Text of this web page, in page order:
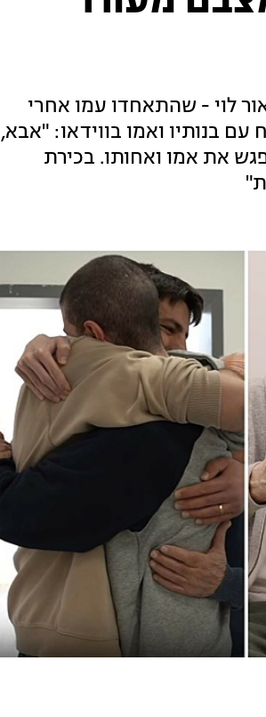
לוי - שהתאחדו עמו אחרי
עם בנותיו ואמו בווידאו: "אבא,
את אמו ואחותו. בכירת